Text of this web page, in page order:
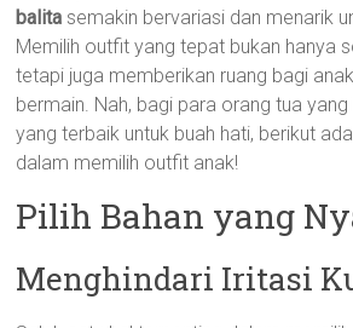
balita semakin bervariasi dan menarik
Memilih outfit yang tepat bukan hanya
tetapi juga memberikan ruang bagi
bermain. Nah, bagi para orang tua
yang terbaik untuk buah hati, berikut
dalam memilih outfit anak!
Pilih Bahan yang
Menghindari Iritasi